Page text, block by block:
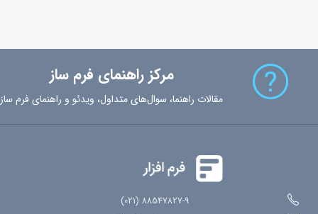
مرکز راهنمای فرم ساز
مقالات راهنما، سوال‌های متداول، ویدئو و راهنمای فرم ساز
88547827-9 (021)